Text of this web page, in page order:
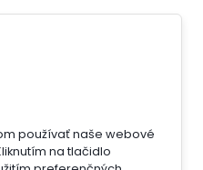
používať naše webové
na tlačidlo